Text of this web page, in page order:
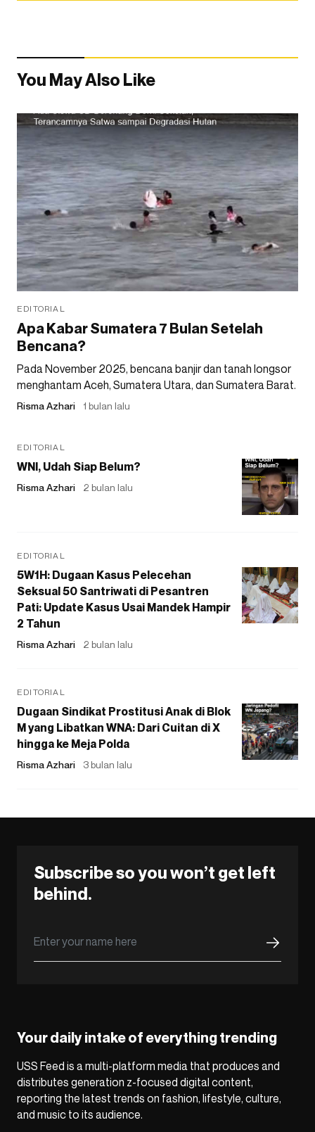
You May Also Like
EDITORIAL
Apa Kabar Sumatera 7 Bulan Setelah
Bencana?
Pada November 2025, bencana banjir dan tanah longsor
menghantam Aceh, Sumatera Utara, dan Sumatera Barat.
Risma Azhari 1 bulan lalu
EDITORIAL
WNI, Udah Siap Belum?
Risma Azhari 2 bulan lalu
EDITORIAL
5W1H: Dugaan Kasus Pelecehan
Seksual 50 Santriwati di Pesantren
Pati: Update Kasus Usai Mandek Hampir
2 Tahun
Risma Azhari 2 bulan lalu
EDITORIAL
Dugaan Sindikat Prostitusi Anak di Blok
M yang Libatkan WNA: Dari Cuitan di X
hingga ke Meja Polda
Risma Azhari 3 bulan lalu
Subscribe so you won’t get left
behind.
Your daily intake of everything trending
USS Feed is a multi-platform media that produces and
distributes generation z-focused digital content,
reporting the latest trends on fashion, lifestyle, culture,
and music to its audience.